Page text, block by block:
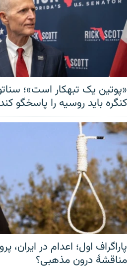
«پوتین یک تبهکار است»؛
کنگره باید روسیه را پاسخگو کند
پاراگراف اول؛ اعدام در ایران،
مناقشهٔ درون مذهبی؟